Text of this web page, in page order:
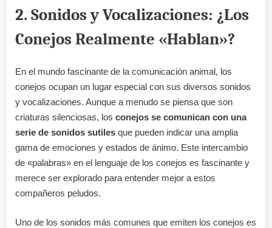
2. Sonidos y Vocalizaciones: ¿Los
Conejos Realmente «Hablan»?
En el mundo fascinante de la comunicación animal, los
conejos ocupan un lugar especial con sus diversos sonidos
y vocalizaciones. Aunque a menudo se piensa que son
criaturas silenciosas, los conejos se comunican con una
serie de sonidos sutiles que pueden indicar una amplia
gama de emociones y estados de ánimo. Este intercambio
de «palabras» en el lenguaje de los conejos es fascinante y
merece ser explorado para entender mejor a estos
compañeros peludos.
Uno de los sonidos más comunes que emiten los conejos es